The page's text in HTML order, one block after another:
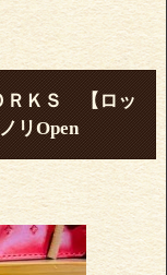
ＲＫＳ 【ロッ
リOpen